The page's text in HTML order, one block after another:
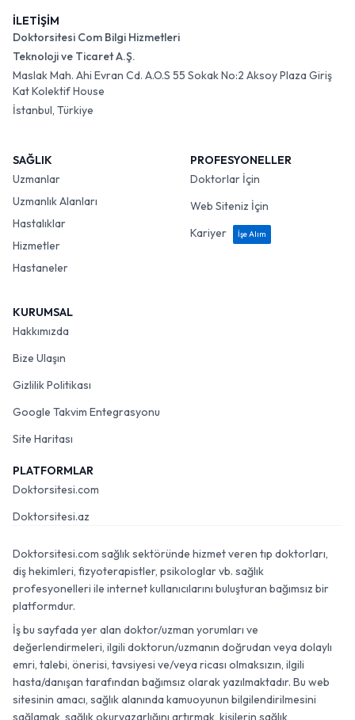
İLETİŞİM
Doktorsitesi Com Bilgi Hizmetleri
Teknoloji ve Ticaret A.Ş.
Maslak Mah. Ahi Evran Cd. A.O.S 55 Sokak No:2 Aksoy Plaza Giriş
Kat Kolektif House
İstanbul, Türkiye
SAĞLIK
Uzmanlar
Uzmanlık Alanları
Hastalıklar
Hizmetler
Hastaneler
PROFESYONELLER
Doktorlar İçin
Web Siteniz İçin
Kariyer
İşe Alım
KURUMSAL
Hakkımızda
Bize Ulaşın
Gizlilik Politikası
Google Takvim Entegrasyonu
Site Haritası
PLATFORMLAR
Doktorsitesi.com
Doktorsitesi.az
Doktorsitesi.com sağlık sektöründe hizmet veren tıp doktorları,
diş hekimleri, fizyoterapistler, psikologlar vb. sağlık
profesyonelleri ile internet kullanıcılarını buluşturan bağımsız bir
platformdur.
İş bu sayfada yer alan doktor/uzman yorumları ve
değerlendirmeleri, ilgili doktorun/uzmanın doğrudan veya dolaylı
emri, talebi, önerisi, tavsiyesi ve/veya ricası olmaksızın, ilgili
hasta/danışan tarafından bağımsız olarak yazılmaktadır. Bu web
sitesinin amacı, sağlık alanında kamuoyunun bilgilendirilmesini
sağlamak, sağlık okuryazarlığını artırmak, kişilerin sağlık